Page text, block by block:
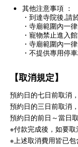
其他注意事項 ：
・到達寺院後,請
・寺廟範圍內一
・寵物禁止進入館
・寺廟範圍內一
・不提供專用停車
【取消規定】
預約日的七日前取消
預約日的三日前取消
預約日的前日～當日
※付款完成後，如要
※上述取消費用皆已